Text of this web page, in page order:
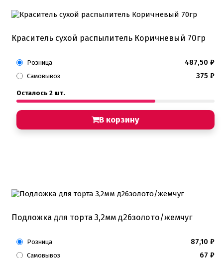
Краситель сухой распылитель Коричневый 70гр
Розница 487,50 ₽
Самовывоз 375 ₽
Осталось 2 шт.
В корзину
Подложка для торта 3,2мм д26золото/жемчуг
Розница 87,10 ₽
Самовывоз 67 ₽